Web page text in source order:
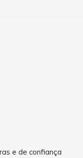
e de confiança